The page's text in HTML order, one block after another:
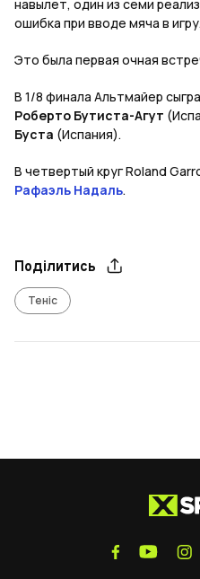
навылет, один из семи
ошибка при вводе мяча в игру.
Это была первая очная
В 1/8 финала Альтмайер
Роберто Бутиста-Агут
Буста (Испания).
В четвертый круг Roland
Рафаэль Надаль.
Поділитись
Теніс